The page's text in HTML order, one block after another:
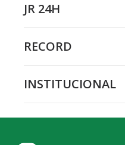
JR 24H
RECORD
INSTITUCIONAL